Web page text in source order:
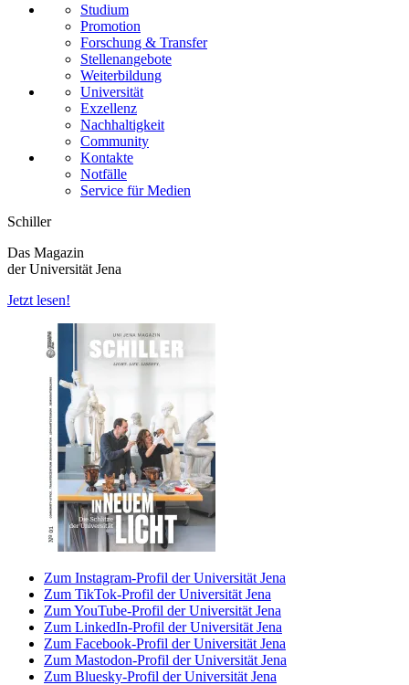
Studium
Promotion
Forschung & Transfer
Stellenangebote
Weiterbildung
Universität
Exzellenz
Nachhaltigkeit
Community
Kontakte
Notfälle
Service für Medien
Schiller
Das Magazin
der Universität Jena
Jetzt lesen!
Zum Instagram-Profil der Universität Jena
Zum TikTok-Profil der Universität Jena
Zum YouTube-Profil der Universität Jena
Zum LinkedIn-Profil der Universität Jena
Zum Facebook-Profil der Universität Jena
Zum Mastodon-Profil der Universität Jena
Zum Bluesky-Profil der Universität Jena